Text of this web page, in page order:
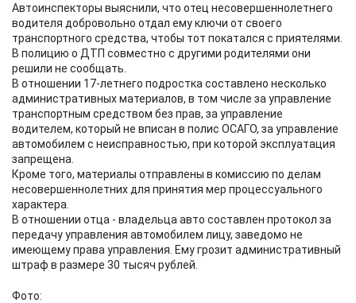
Автоинспекторы выяснили, что отец несовершеннолетнего
водителя добровольно отдал ему ключи от своего
транспортного средства, чтобы тот покатался с приятелями.
В полицию о ДТП совместно с другими родителями они
решили не сообщать.
В отношении 17-летнего подростка составлено несколько
административных материалов, в том числе за управление
транспортным средством без прав, за управление
водителем, который не вписан в полис ОСАГО, за управление
автомобилем с неисправностью, при которой эксплуатация
запрещена.
Кроме того, материалы отправлены в комиссию по делам
несовершеннолетних для принятия мер процессуального
характера.
В отношении отца - владельца авто составлен протокол за
передачу управления автомобилем лицу, заведомо не
имеющему права управления. Ему грозит административный
штраф в размере 30 тысяч рублей.
Фото: